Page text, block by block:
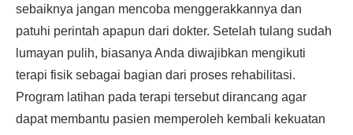
sebaiknya jangan mencoba menggerakkannya dan
patuhi perintah apapun dari dokter. Setelah tulang sudah
lumayan pulih, biasanya Anda diwajibkan mengikuti
terapi fisik sebagai bagian dari proses rehabilitasi.
Program latihan pada terapi tersebut dirancang agar
dapat membantu pasien memperoleh kembali kekuatan